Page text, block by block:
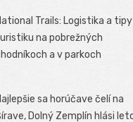
Trails: Logistika a
na pobrežných
a v parkoch
sa horúčave čelí na
Dolný Zemplín hlási